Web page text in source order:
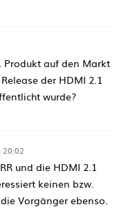
Produkt auf den Markt
der HDMI 2.1
wurde?
20:02
und die HDMI 2.1
keinen bzw.
Vorgänger ebenso.